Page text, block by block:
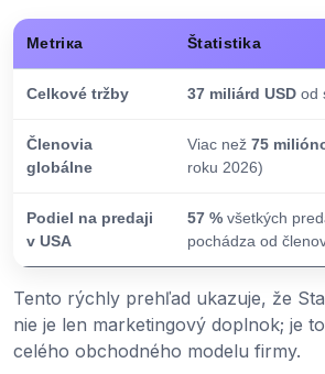
Metriка Štatistika
Celkové tržby 37 miliárd USD od
Členovia
globálne
Viac než 75
roku 2026)
Podiel na predaji
v USA
57 % všetkých
pochádza od
Tento rýchly prehľad ukazuje, že
nie je len marketingový doplnok; je
celého obchodného modelu firmy.